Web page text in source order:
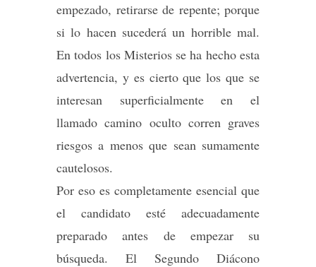
empezado, retirarse de repente; porque
si lo hacen sucederá un horrible mal.
En todos los Misterios se ha hecho esta
advertencia, y es cierto que los que se
interesan superficialmente en el
llamado camino oculto corren graves
riesgos a menos que sean sumamente
cautelosos.
Por eso es completamente esencial que
el candidato esté adecuadamente
preparado antes de empezar su
búsqueda. El Segundo Diácono